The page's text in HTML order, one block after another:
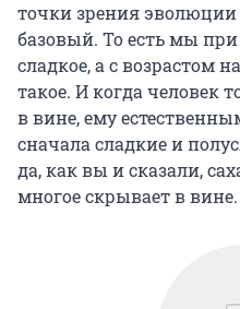
точки зрения
базовый. То есть мы
сладкое, а с возрастом
такое. И когда человек
в вине, ему
сначала сладкие и
да, как вы и сказали,
многое скрывает в вине.